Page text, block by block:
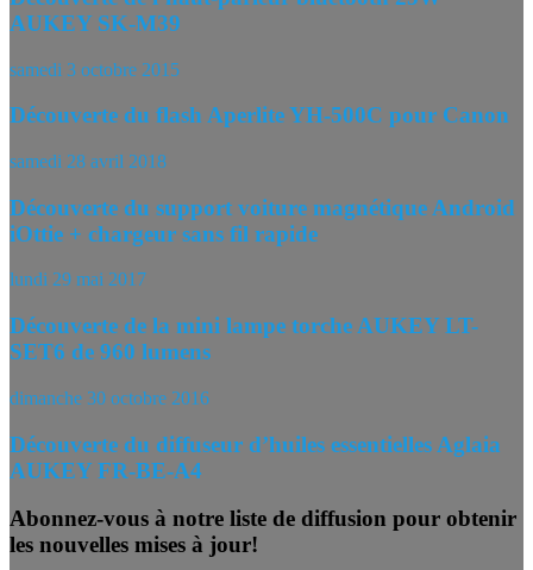
AUKEY SK-M39
samedi 3 octobre 2015
Découverte du flash Aperlite YH-500C pour Canon
samedi 28 avril 2018
Découverte du support voiture magnétique Android
iOttie + chargeur sans fil rapide
lundi 29 mai 2017
Découverte de la mini lampe torche AUKEY LT-
SET6 de 960 lumens
dimanche 30 octobre 2016
Découverte du diffuseur d’huiles essentielles Aglaia
AUKEY FR-BE-A4
Abonnez-vous à notre liste de diffusion pour obtenir
les nouvelles mises à jour!